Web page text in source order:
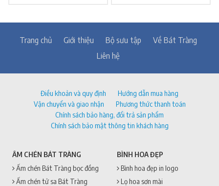
Trang chủ Giới thiệu Bộ sưu tập
Về Bát Tràng
Liên hệ
Điều khoản và quy định
Hướng dẫn mua hàng
Vận chuyển và giao nhận
Phương thức thanh toán
Chính sách bảo hàng, đổi trả sản phẩm
Chính sách bảo mật thông tin khách hàng
ẤM CHÉN BÁT TRÀNG
Ấm chén Bát Tràng bọc đồng
Ấm chén tử sa Bát Tràng
BÌNH HOA ĐẸP
Bình hoa đẹp in logo
Lọ hoa sơn mài